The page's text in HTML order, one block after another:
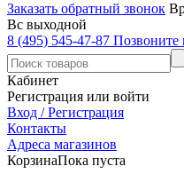
Заказать обратный звонок
Вс выходной
8 (495) 545-47-87 Позвоните
Кабинет
Регистрация или войти
Вход / Регистрация
Контакты
Адреса магазинов
КорзинаПока пуста